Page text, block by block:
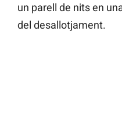
un parell de nits en
del desallotjament.